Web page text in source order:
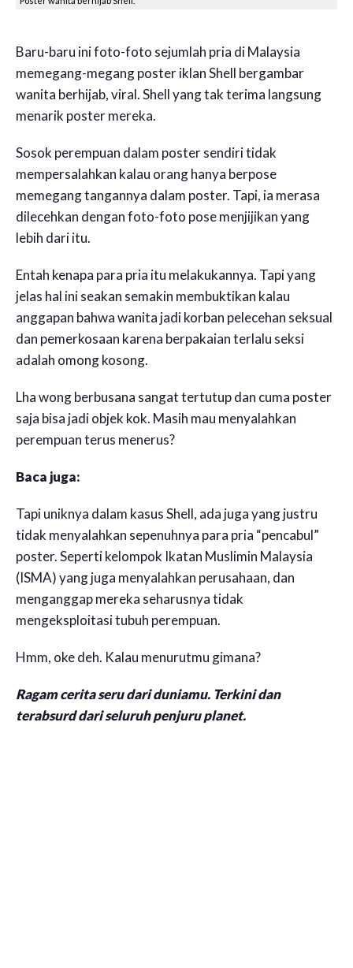
Baru-baru ini foto-foto sejumlah pria di Malaysia
memegang-megang poster iklan Shell bergambar
wanita berhijab, viral. Shell yang tak terima langsung
menarik poster mereka.
Sosok perempuan dalam poster sendiri tidak
mempersalahkan kalau orang hanya berpose
memegang tangannya dalam poster. Tapi, ia merasa
dilecehkan dengan foto-foto pose menjijikan yang
lebih dari itu.
Entah kenapa para pria itu melakukannya. Tapi yang
jelas hal ini seakan semakin membuktikan kalau
anggapan bahwa wanita jadi korban pelecehan seksual
dan pemerkosaan karena berpakaian terlalu seksi
adalah omong kosong.
Lha wong berbusana sangat tertutup dan cuma poster
saja bisa jadi objek kok. Masih mau menyalahkan
perempuan terus menerus?
Baca juga:
Tapi uniknya dalam kasus Shell, ada juga yang justru
tidak menyalahkan sepenuhnya para pria “pencabul”
poster. Seperti kelompok Ikatan Muslimin Malaysia
(ISMA) yang juga menyalahkan perusahaan, dan
menganggap mereka seharusnya tidak
mengeksploitasi tubuh perempuan.
Hmm, oke deh. Kalau menurutmu gimana?
Ragam cerita seru dari duniamu. Terkini dan
terabsurd dari seluruh penjuru planet.